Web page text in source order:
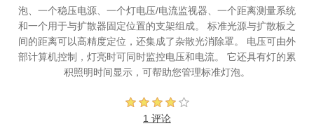
太阳模拟器
X射线类
泡、一个稳压电源、一个灯电压/电流监视器、一个距离测量系统
和一个用于与扩散器固定位置的支架组成。 标准光源与扩散板之
间的距离可以高精度定位，还集成了杂散光消除罩。 电压可由外
部计算机控制，灯亮时可同时监控电压和电流。 它还具有灯的累
积照明时间显示，可帮助您管理标准灯泡。
1 评论